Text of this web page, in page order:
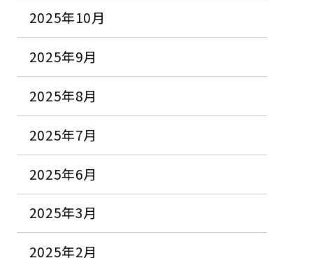
2025年10月
2025年9月
2025年8月
2025年7月
2025年6月
2025年3月
2025年2月